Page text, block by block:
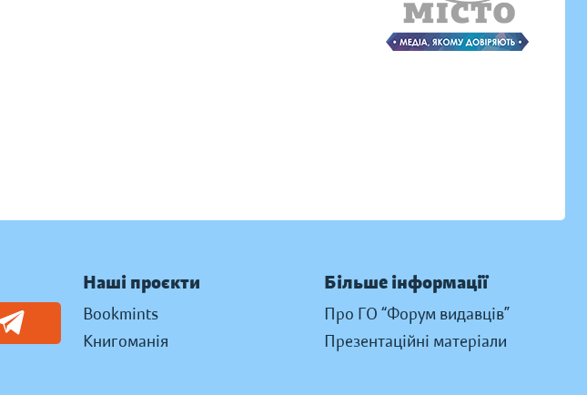
Наші проєкти
Bookmints
Книгоманія
Більше інформації
Про ГО “Форум видавців”
Презентаційні матеріали